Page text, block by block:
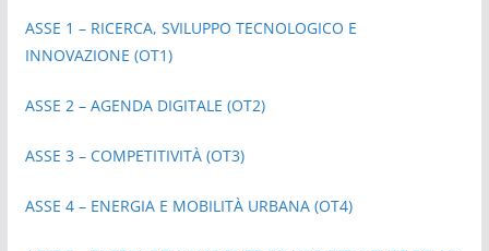
ASSE 1 – RICERCA, SVILUPPO TECNOLOGICO E
INNOVAZIONE (OT1)
ASSE 2 – AGENDA DIGITALE (OT2)
ASSE 3 – COMPETITIVITÀ (OT3)
ASSE 4 – ENERGIA E MOBILITÀ URBANA (OT4)